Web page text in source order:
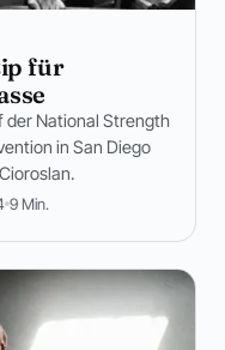
für
der National Strength
in San Diego
9 Min.